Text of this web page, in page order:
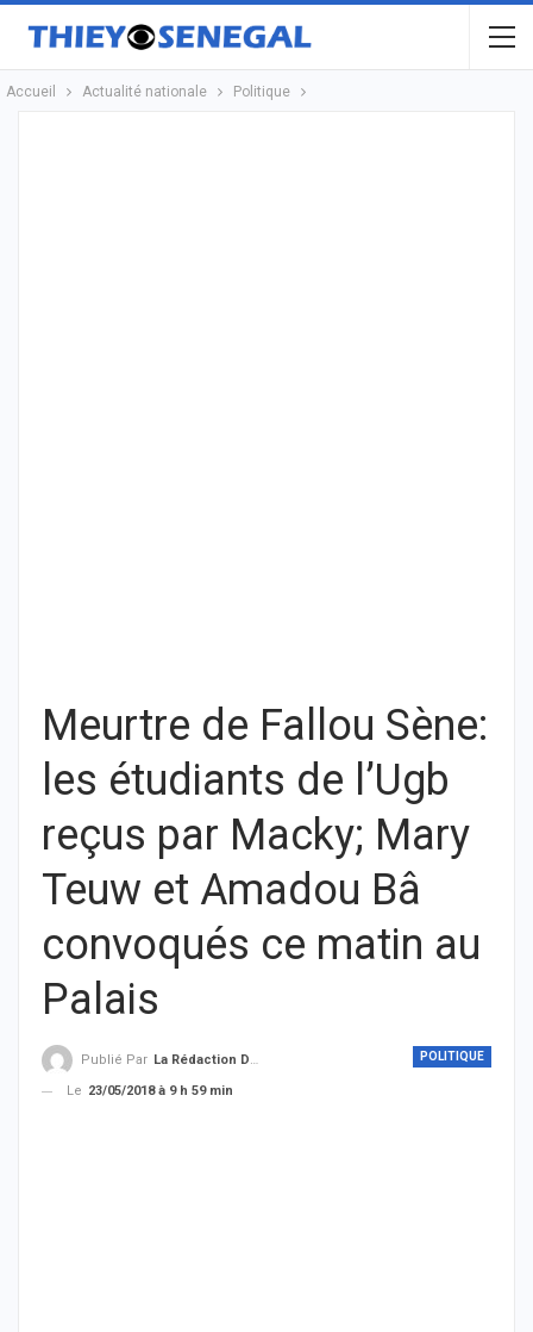
Accueil Actualité nationale Politique
Meurtre de Fallou Sène:
les étudiants de l’Ugb
reçus par Macky; Mary
Teuw et Amadou Bâ
convoqués ce matin au
Palais
POLITIQUE
Publié Par La Rédaction De THIEYSENEGAL.com
Le 23/05/2018 à 9 h 59 min